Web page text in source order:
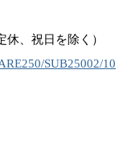
、祝日を除く）
SUB25002/10